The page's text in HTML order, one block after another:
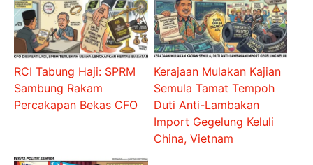
RCI Tabung Haji: SPRM
Sambung Rakam
Percakapan Bekas CFO
Kerajaan Mulakan Kajian
Semula Tamat Tempoh
Duti Anti-Lambakan
Import Gegelung Keluli
China, Vietnam